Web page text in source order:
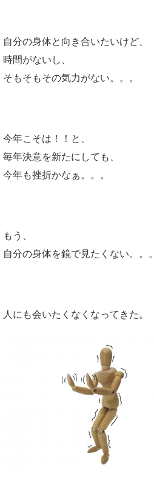
自分の身体と向き合いたいけど、
時間がないし、
そもそもその気力がない。。。
今年こそは！！と、
毎年決意を新たにしても、
今年も挫折かなぁ。。。
もう、
自分の身体を鏡で見たくない。。。
人にも会いたくなくなってきた。